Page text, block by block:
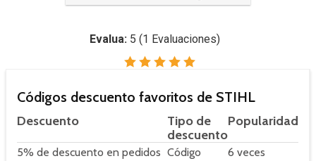
Evalua: 5 (1 Evaluaciones)
Códigos descuento favoritos de STIHL
Descuento
Tipo de
descuento
Popularidad
5% de descuento en pedidos Código
6 veces